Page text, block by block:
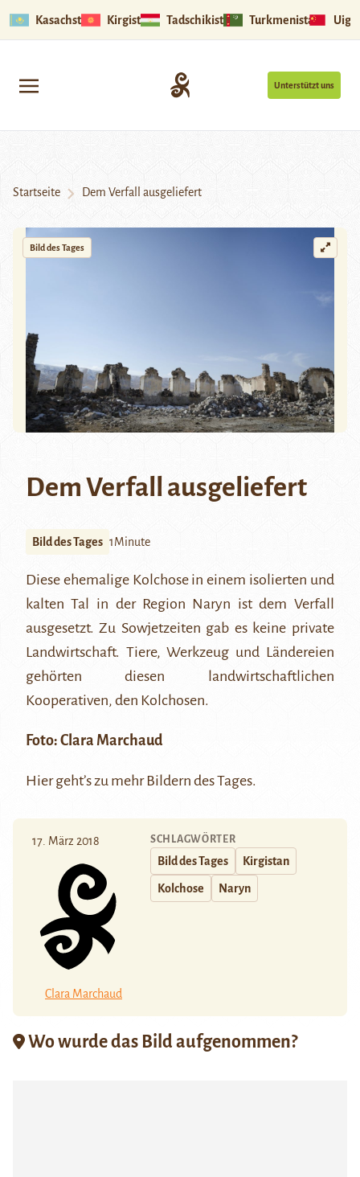
Kasachstan Kirgistan Tadschikistan Turkmenistan
Unterstützt uns
Startseite Dem Verfall ausgeliefert
Bild des Tages
Dem Verfall ausgeliefert
Bild des Tages 1Minute
Diese ehemalige Kolchosein einem isolierten und
kalten Tal in der Region Naryn ist dem Verfall
ausgesetzt. Zu Sowjetzeiten gab es keine private
Landwirtschaft. Tiere, Werkzeug und Ländereien
gehörten diesen landwirtschaftlichen
Kooperativen, den Kolchosen.
Foto: Clara Marchaud
Hiergeht’s zu mehr Bildern des Tages.
17. März 2018
Clara Marchaud
SCHLAGWÖRTER
Bild des Tages Kirgistan
Kolchose Naryn
Wo wurde das Bild aufgenommen?